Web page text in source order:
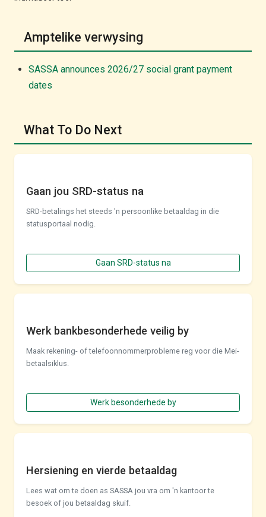
Amptelike verwysing
SASSA announces 2026/27 social grant payment
dates
What To Do Next
Gaan jou SRD-status na
SRD-betalings het steeds 'n persoonlike betaaldag in die
statusportaal nodig.
Gaan SRD-status na
Werk bankbesonderhede veilig by
Maak rekening- of telefoonnommerprobleme reg voor die Mei-
betaalsiklus.
Werk besonderhede by
Hersiening en vierde betaaldag
Lees wat om te doen as SASSA jou vra om 'n kantoor te
besoek of jou betaaldag skuif.